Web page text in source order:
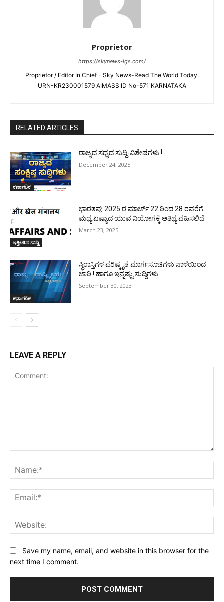
Proprietor
https://skynews-lgs.com/
Proprietor / Editor In Chief - Sky News-Read The World Today.
URN-KR230001579 AIMASS ID No-571 KARNATAKA
RELATED ARTICLES
ಕರ್ನಾಟಕ
ರಾಜ್ಯದ ಸಧ್ಯದ ಸುದ್ದಿ-ವಿಶೇಷಗಳು !
December 24, 2025
ಇತ್ತೀಚಿನ ಸುದ್ದಿ
ಭಾರತವು 2025 ರ ಮಾರ್ಚ್ 22 ರಿಂದ 28 ರವರೆಗೆ
ಮಧ್ಯ ಏಷ್ಯಾದ ಯುವ ನಿಯೋಗಕ್ಕೆ ಆತಿಥ್ಯ ವಹಿಸಲಿದೆ
March 23, 2025
ಕರ್ನಾಟಕ
ಸ್ಥಿರಾಸ್ತಿಗಳ ಪರಿಷ್ಕೃತ ಮಾರ್ಗಸೂಚಿಗಳು ನಾಳೆಯಿಂದ
ಜಾರಿ ! ಹಾಗೂ ಇನ್ನಷ್ಟು ಸುದ್ದಿಗಳು.
September 30, 2023
LEAVE A REPLY
Save my name, email, and website in this browser for the
next time I comment.